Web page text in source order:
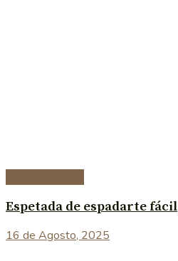
Espetada de espadarte fácil
16 de Agosto, 2025